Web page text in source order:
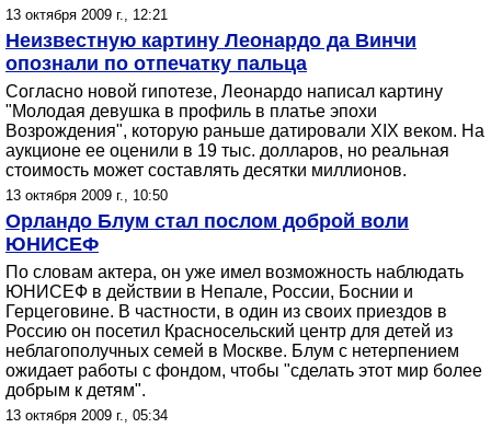
13 октября 2009 г., 12:21
Неизвестную картину Леонардо да Винчи
опознали по отпечатку пальца
Согласно новой гипотезе, Леонардо написал картину
"Молодая девушка в профиль в платье эпохи
Возрождения", которую раньше датировали XIX веком. На
аукционе ее оценили в 19 тыс. долларов, но реальная
стоимость может составлять десятки миллионов.
13 октября 2009 г., 10:50
Орландо Блум стал послом доброй воли
ЮНИСЕФ
По словам актера, он уже имел возможность наблюдать
ЮНИСЕФ в действии в Непале, России, Боснии и
Герцеговине. В частности, в один из своих приездов в
Россию он посетил Красносельский центр для детей из
неблагополучных семей в Москве. Блум с нетерпением
ожидает работы с фондом, чтобы "сделать этот мир более
добрым к детям".
13 октября 2009 г., 05:34